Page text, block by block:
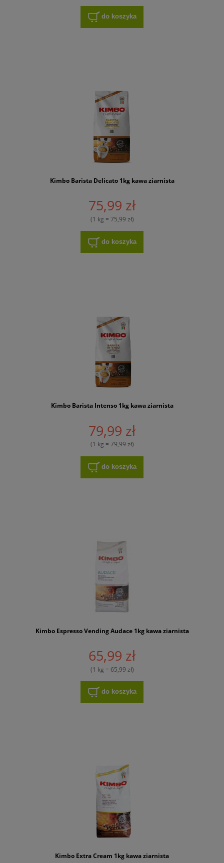
do koszyka
Kimbo Barista Delicato 1kg kawa ziarnista
75,99 zł
(1 kg = 75,99 zł)
do koszyka
Kimbo Barista Intenso 1kg kawa ziarnista
79,99 zł
(1 kg = 79,99 zł)
do koszyka
Kimbo Espresso Vending Audace 1kg kawa ziarnista
65,99 zł
(1 kg = 65,99 zł)
do koszyka
Kimbo Extra Cream 1kg kawa ziarnista